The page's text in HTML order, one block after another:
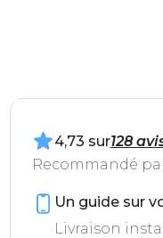
4,73 sur128
Recommandé
Un guide sur
Livraison